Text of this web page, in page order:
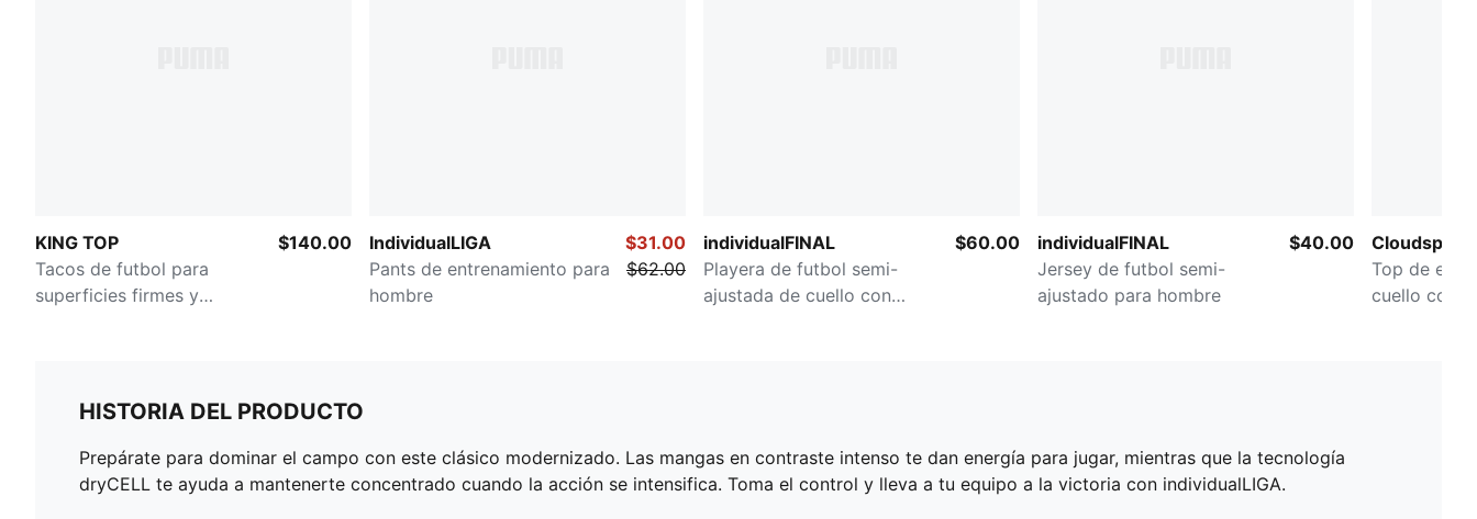
KING TOP
Tacos de futbol para
superficies firmes y
$140.00
IndividualLIGA
Pants de entrenamiento para
hombre
$31.00
$62.00
individualFINAL
Playera de futbol semi-
ajustada de cuello con
$60.00
individualFINAL
Jersey de futbol semi-
ajustado para hombre
$40.00
Cloudspun
Top de
cuello con
HISTORIA DEL PRODUCTO
Prepárate para dominar el campo con este clásico modernizado. Las mangas en contraste intenso te dan energía para jugar, mientras que la tecnología
dryCELL te ayuda a mantenerte concentrado cuando la acción se intensifica. Toma el control y lleva a tu equipo a la victoria con individualLIGA.